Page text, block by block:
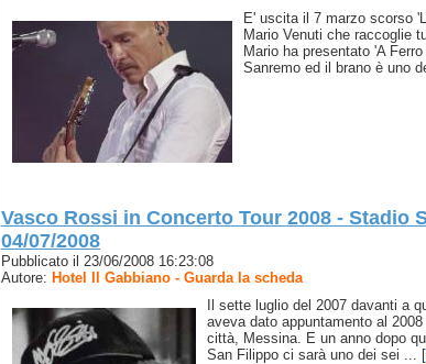
E' uscita il 7 marzo scorso
Mario Venuti che raccoglie
Mario ha presentato 'A
Sanremo ed il brano è uno
Vasco Rossi in Concerto Tour 2008 - Stadio
04/07/2008
Pubblicato il 23/06/2008 16:23:08
Autore: Hotel Il Gabbiano - Guarda la scheda
Il sette lu­glio del 2007 davanti a
aveva dato ap­puntamento al
città, Messina. E un anno dopo
San Filippo ci sarà uno dei sei ... [